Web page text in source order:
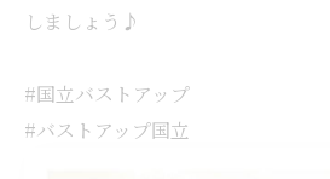
しましょう♪
#国立バストアップ
#バストアップ国立